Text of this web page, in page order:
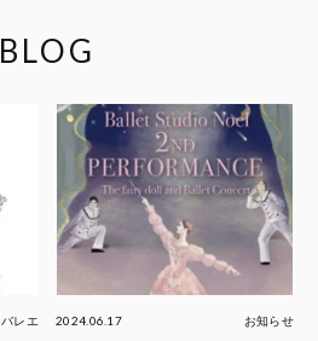
BLOG
バレエ 2024.06.17 お知らせ